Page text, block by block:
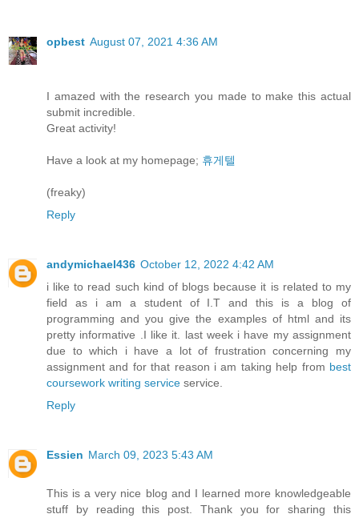
opbest August 07, 2021 4:36 AM
I amazed with the research you made to make this actual
submit incredible.
Great activity!
Have a look at my homepage; 휴게텔
(freaky)
Reply
andymichael436 October 12, 2022 4:42 AM
i like to read such kind of blogs because it is related to my
field as i am a student of I.T and this is a blog of
programming and you give the examples of html and its
pretty informative .I like it. last week i have my assignment
due to which i have a lot of frustration concerning my
assignment and for that reason i am taking help from best
coursework writing service service.
Reply
Essien March 09, 2023 5:43 AM
This is a very nice blog and I learned more knowledgeable
stuff by reading this post. Thank you for sharing this